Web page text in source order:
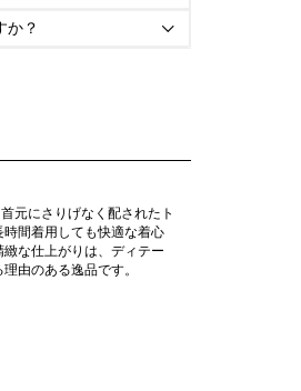
か？ 
元にさりげなく配されたト
間着用しても快適な着心
な仕上がりは、ディテー
由のある逸品です。